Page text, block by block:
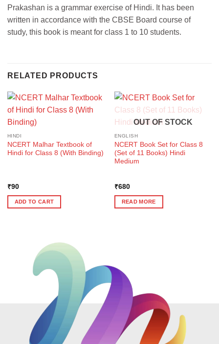
Prakashan is a grammar exercise of Hindi. It has been
written in accordance with the CBSE Board course of
study, this book is meant for class 1 to 10 students.
RELATED PRODUCTS
HINDI
NCERT Malhar Textbook of
Hindi for Class 8 (With Binding)
₹90
ADD TO CART
OUT OF STOCK
ENGLISH
NCERT Book Set for Class 8
(Set of 11 Books) Hindi
Medium
₹680
READ MORE